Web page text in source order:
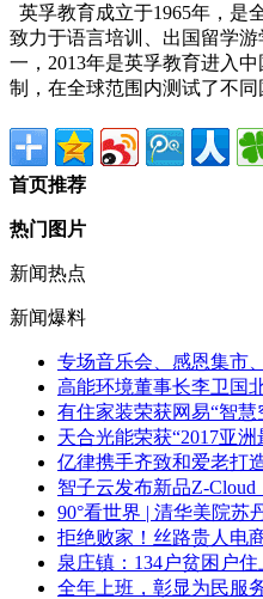
英孚教育成立于1965年，是
致力于语言培训、出国留学
一，2013年是英孚教育进入
制，在全球范围内测试了不同
首页推荐
热门图片
新闻热点
新闻爆料
专场音乐会、感恩集
高能环境董事长李卫国
有住家装荣获网易“智慧
天合光能荣获“2017亚
亿律携手齐致和爱老打
智子云发布新品Z-
90°看世界 | 清华美院苏
拒绝败家！丝路贵人电
泉庄镇：134户贫困户住
全年上班，彰显为民服